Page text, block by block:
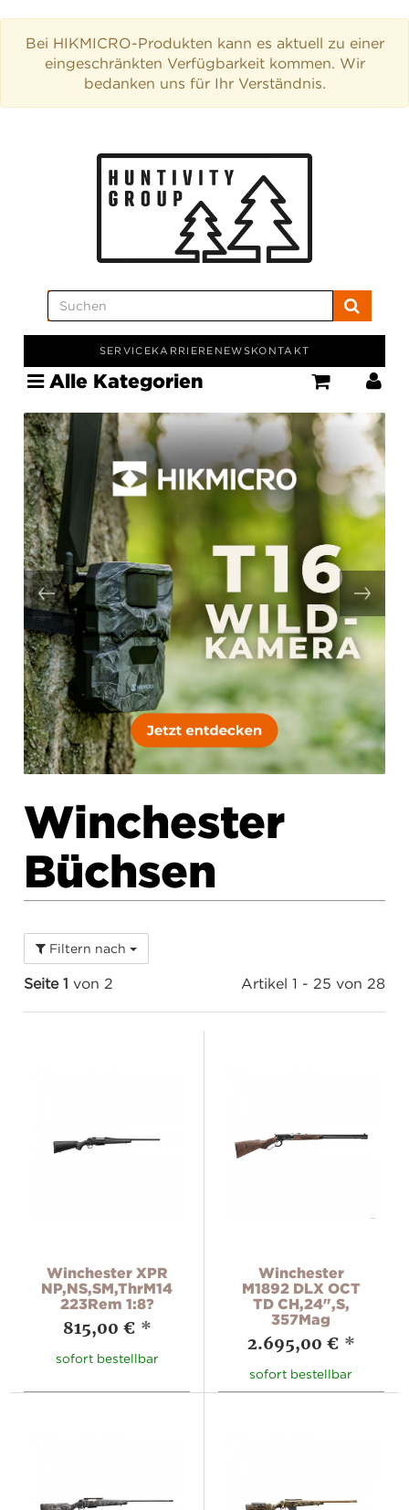
Bei HIKMICRO-Produkten kann es aktuell zu einer
eingeschränkten Verfügbarkeit kommen. Wir
bedanken uns für Ihr Verständnis.
SERVICEKARRIERE NEWSKONTAKT
Alle Kategorien
Winchester
Büchsen
Filtern nach
Seite 1 von 2 Artikel 1 - 25 von 28
Winchester XPR
NP,NS,SM,ThrM14X1,
223Rem 1:8?
815,00 € *
sofort bestellbar
Winchester
M1892 DLX OCT
TD CH,24",S,
357Mag
2.695,00 € *
sofort bestellbar